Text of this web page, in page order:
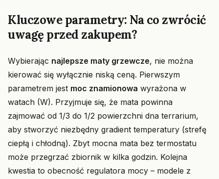
Kluczowe parametry: Na co zwrócić
uwagę przed zakupem?
Wybierając najlepsze maty grzewcze, nie można
kierować się wyłącznie niską ceną. Pierwszym
parametrem jest moc znamionowa wyrażona w
watach (W). Przyjmuje się, że mata powinna
zajmować od 1/3 do 1/2 powierzchni dna terrarium,
aby stworzyć niezbędny gradient temperatury (strefę
ciepłą i chłodną). Zbyt mocna mata bez termostatu
może przegrzać zbiornik w kilka godzin. Kolejna
kwestia to obecność regulatora mocy – modele z